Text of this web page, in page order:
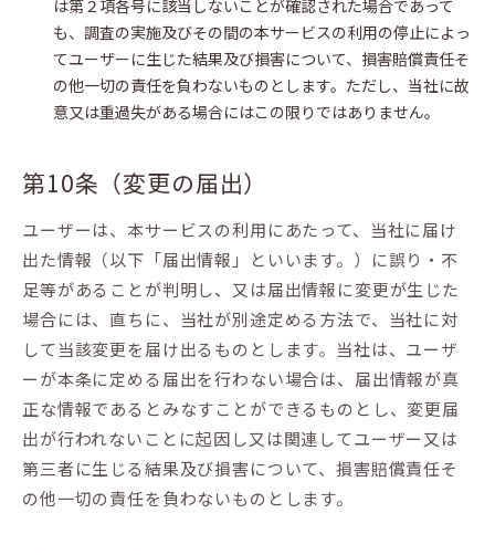
は第２項各号に該当しないことが確認された場合であって
も、調査の実施及びその間の本サービスの利用の停止によっ
てユーザーに生じた結果及び損害について、損害賠償責任そ
の他一切の責任を負わないものとします。ただし、当社に故
意又は重過失がある場合にはこの限りではありません。
第10条（変更の届出）
ユーザーは、本サービスの利用にあたって、当社に届け
出た情報（以下「届出情報」といいます。）に誤り・不
足等があることが判明し、又は届出情報に変更が生じた
場合には、直ちに、当社が別途定める方法で、当社に対
して当該変更を届け出るものとします。当社は、ユーザ
ーが本条に定める届出を行わない場合は、届出情報が真
正な情報であるとみなすことができるものとし、変更届
出が行われないことに起因し又は関連してユーザー又は
第三者に生じる結果及び損害について、損害賠償責任そ
の他一切の責任を負わないものとします。